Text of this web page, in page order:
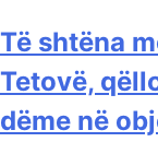
Të shtëna
Tetovë,
dëme në